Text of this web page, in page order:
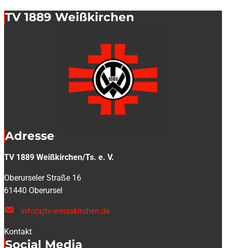
TV 1889 Weißkirchen
Adresse
TV 1889 Weißkirchen/Ts. e. V.
Oberurseler Straße 16
61440 Oberursel
info(a)tv-weisskirchen.de
Kontakt
Social Media